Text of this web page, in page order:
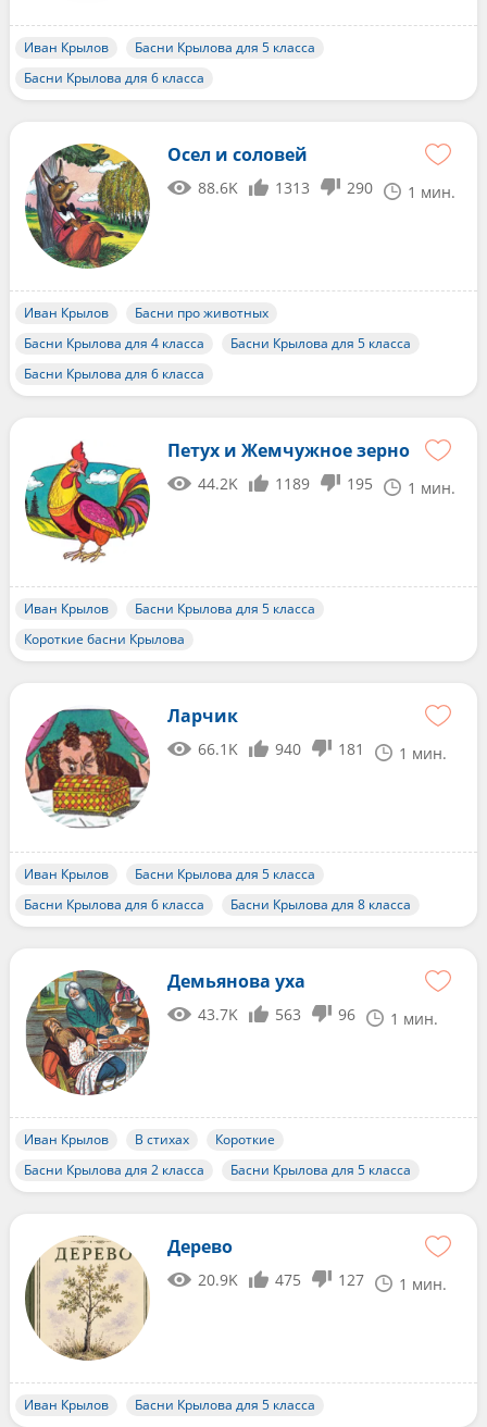
Иван Крылов
Басни Крылова для 5 класса
Басни Крылова для 6 класса
Осел и соловей
88.6K 1313 290 1 мин.
Иван Крылов
Басни про животных
Басни Крылова для 4 класса
Басни Крылова для 5 класса
Басни Крылова для 6 класса
Петух и Жемчужное зерно
44.2K 1189 195 1 мин.
Иван Крылов
Басни Крылова для 5 класса
Короткие басни Крылова
Ларчик
66.1K 940 181 1 мин.
Иван Крылов
Басни Крылова для 5 класса
Басни Крылова для 6 класса
Басни Крылова для 8 класса
Демьянова уха
43.7K 563 96 1 мин.
Иван Крылов В стихах
Короткие
Басни Крылова для 2 класса
Басни Крылова для 5 класса
Дерево
20.9K 475 127 1 мин.
Иван Крылов Басни Крылова для 5 класса